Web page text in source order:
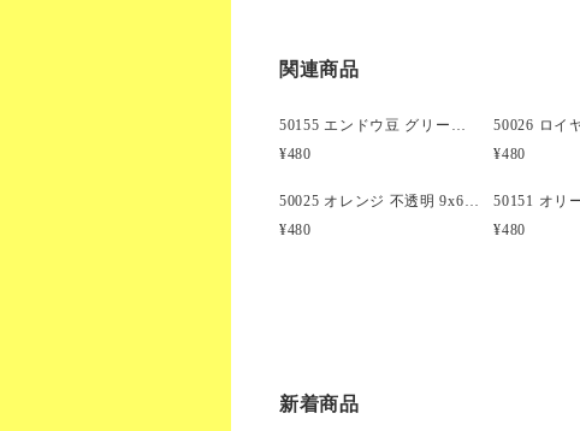
関連商品
50155 エンドウ豆 グリーン 不透明(Opaque) 9x6mm(標準) バレル ポニービーズ (100個)
¥480
¥480
50025 オレンジ 不透明 9x6mm(標準) バレル ポニービーズ (100個)
¥480
¥480
新着商品